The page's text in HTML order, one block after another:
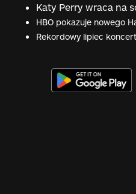
Katy Perry wraca na
HBO pokazuje nowego
Rekordowy lipiec